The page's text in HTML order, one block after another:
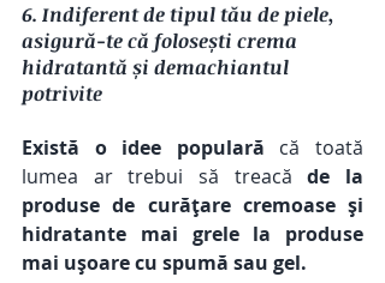
6. Indiferent de tipul tău de piele,
asigură-te că folosești crema
hidratantă și demachiantul
potrivite
Există o idee populară că toată
lumea ar trebui să treacă de la
produse de curățare cremoase și
hidratante mai grele la produse
mai ușoare cu spumă sau gel.